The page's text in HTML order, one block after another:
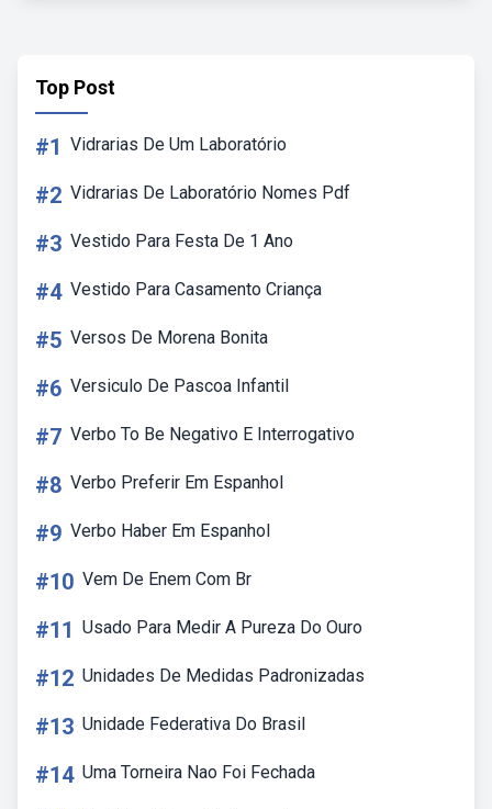
Top Post
#1 Vidrarias De Um Laboratório
#2 Vidrarias De Laboratório Nomes Pdf
#3 Vestido Para Festa De 1 Ano
#4 Vestido Para Casamento Criança
#5 Versos De Morena Bonita
#6 Versiculo De Pascoa Infantil
#7 Verbo To Be Negativo E Interrogativo
#8 Verbo Preferir Em Espanhol
#9 Verbo Haber Em Espanhol
#10 Vem De Enem Com Br
#11 Usado Para Medir A Pureza Do Ouro
#12 Unidades De Medidas Padronizadas
#13 Unidade Federativa Do Brasil
#14 Uma Torneira Nao Foi Fechada